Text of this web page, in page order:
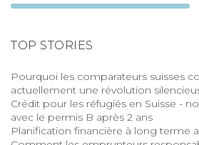
TOP STORIES
Pourquoi les comparateurs suisses
actuellement une révolution
Crédit pour les réfugiés en Suisse -
avec le permis B après 2 ans
Planification financière à long terme